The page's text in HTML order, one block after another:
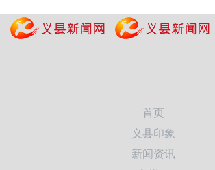
首页
义县印象
新闻资讯